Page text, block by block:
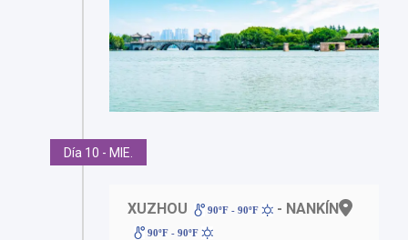
Día 10 - MIE.
XUZHOU 90ºF - 90ºF - NANKÍN
90ºF - 90ºF